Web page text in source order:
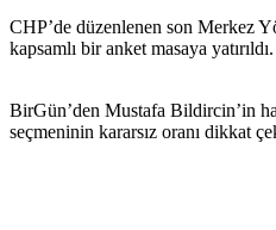
CHP’de düzenlenen son Merkez
kapsamlı bir anket masaya
BirGün’den Mustafa Bildircin’in
seçmeninin kararsız oranı dikkat